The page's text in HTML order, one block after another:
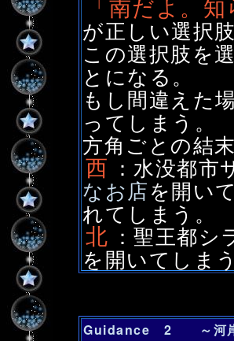
「南だよ。
が正しい選択肢
この選択肢を
とになる。
もし間違えた
ってしまう。
方角ごとの結
西 ：水没都
なお店を開い
れてしまう。
北 ：聖王都
を開いてしまう
Guidance 2 ～河岸